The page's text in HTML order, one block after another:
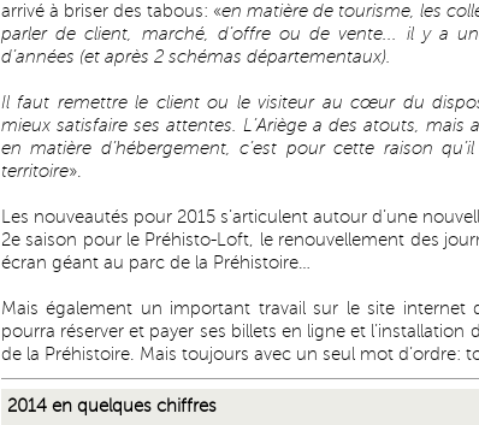
arrivé à briser des tabous: «en matière de tourisme, les
parler de client, marché, d’offre ou de vente... il y a
d’années (et après 2 schémas départementaux).
Il faut remettre le client ou le visiteur au cœur du
mieux satisfaire ses attentes. L’Ariège a des atouts,
en matière d’hébergement, c’est pour cette raison
territoire».
Les nouveautés pour 2015 s’articulent autour d’une
2e saison pour le Préhisto-Loft, le renouvellement des
écran géant au parc de la Préhistoire…
Mais également un important travail sur le site internet
pourra réserver et payer ses billets en ligne et
de la Préhistoire. Mais toujours avec un seul mot d’ordre:
2014 en quelques chiffres